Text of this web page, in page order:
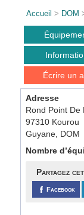
Accueil > DOM
Écrire un
Adresse
Rond Point De
97310 Kourou
Guyane, DOM
Nombre
Partagez
Facebook